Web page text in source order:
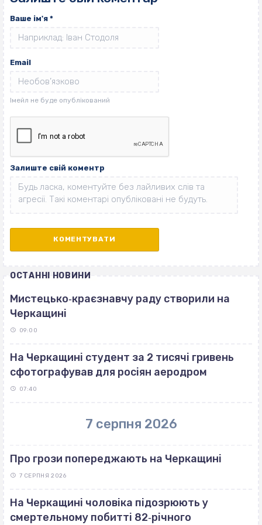
Ваше ім'я *
Email
Залиште свій коментр
ОСТАННІ НОВИНИ
Мистецько‐краєзнавчу раду створили на
Черкащині
09:00
На Черкащині студент за 2 тисячі гривень
сфотографував для росіян аеродром
07:40
7 серпня 2026
Про грози попереджають на Черкащині
7 СЕРПНЯ 2026
На Черкащині чоловіка підозрюють у
смертельному побитті 82‐річного